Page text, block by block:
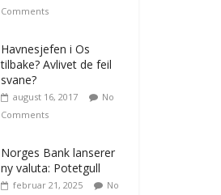
Comments
Havnesjefen i Os
tilbake? Avlivet de feil
svane?
august 16, 2017
No
Comments
Norges Bank lanserer
ny valuta: Potetgull
februar 21, 2025
No